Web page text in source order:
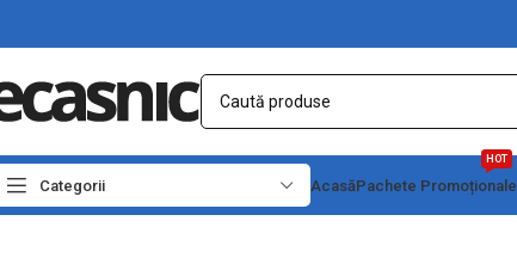
Categorii AcasăPachete Promoționale
HOT
Prima pagină Iluminat Led Corpuri de lumina